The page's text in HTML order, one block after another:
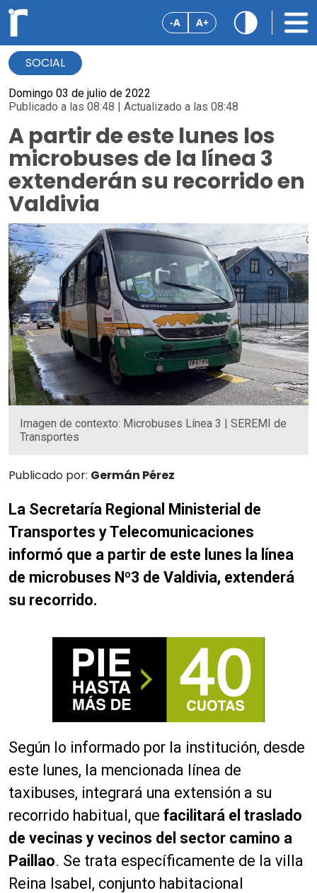
-A A+
SOCIAL
Domingo 03 de julio de 2022
Publicado a las 08:48 | Actualizado a las 08:48
A partir de este lunes los
microbuses de la línea 3
extenderán su recorrido en
Valdivia
Imagen de contexto: Microbuses Línea 3 | SEREMI de
Transportes
Publicado por: Germán Pérez
La Secretaría Regional Ministerial de
Transportes y Telecomunicaciones
informó que a partir de este lunes la línea
de microbuses Nº3 de Valdivia, extenderá
su recorrido.
Según lo informado por la institución, desde
este lunes, la mencionada línea de
taxibuses, integrará una extensión a su
recorrido habitual, que facilitará el traslado
de vecinas y vecinos del sector camino a
Paillao. Se trata específicamente de la villa
Reina Isabel, conjunto habitacional